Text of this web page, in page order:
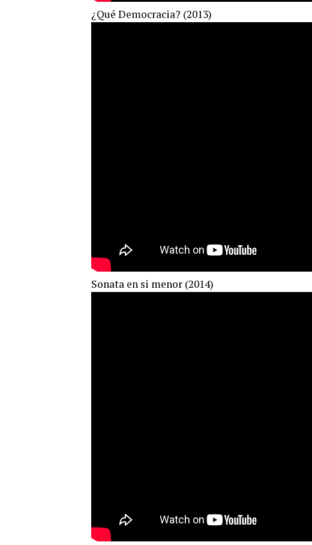
¿Qué Democracia? (2013)
Sonata en si menor (2014)